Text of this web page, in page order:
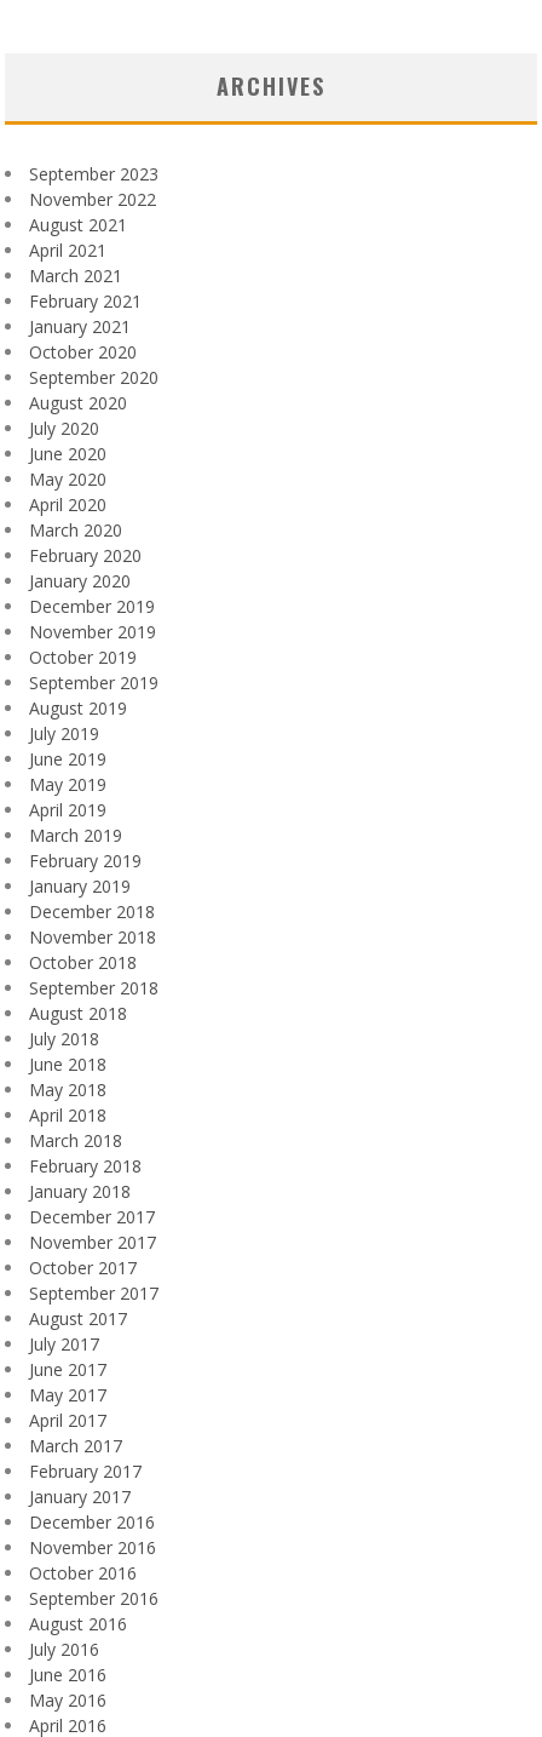
ARCHIVES
September 2023
November 2022
August 2021
April 2021
March 2021
February 2021
January 2021
October 2020
September 2020
August 2020
July 2020
June 2020
May 2020
April 2020
March 2020
February 2020
January 2020
December 2019
November 2019
October 2019
September 2019
August 2019
July 2019
June 2019
May 2019
April 2019
March 2019
February 2019
January 2019
December 2018
November 2018
October 2018
September 2018
August 2018
July 2018
June 2018
May 2018
April 2018
March 2018
February 2018
January 2018
December 2017
November 2017
October 2017
September 2017
August 2017
July 2017
June 2017
May 2017
April 2017
March 2017
February 2017
January 2017
December 2016
November 2016
October 2016
September 2016
August 2016
July 2016
June 2016
May 2016
April 2016